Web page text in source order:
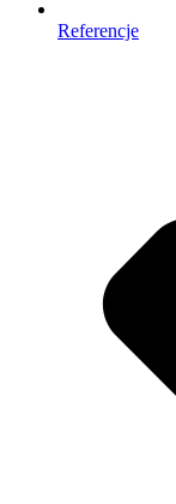
Referencje